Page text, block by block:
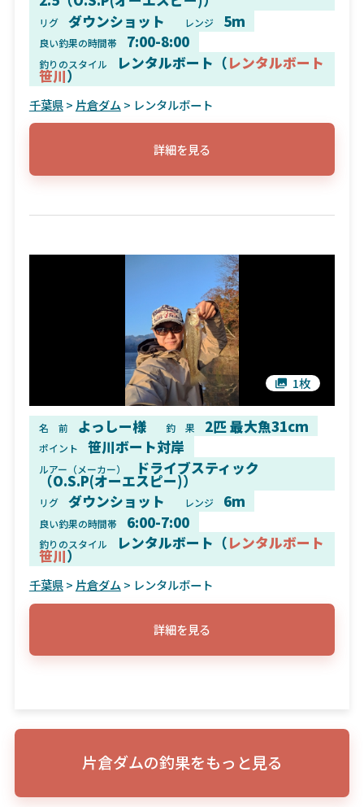
リグ ダウンショット レンジ 5m
良い釣果の時間帯 7:00-8:00
釣りのスタイル レンタルボート（レンタルボート
笹川）
千葉県> 片倉ダム > レンタルボート
詳細を見る
1枚
名 前 よっしー様 釣 果 2匹 最大魚31cm
ポイント 笹川ボート対岸
ルアー（メーカー） ドライブスティック
（O.S.P(オーエスピー)）
リグ ダウンショット レンジ 6m
良い釣果の時間帯 6:00-7:00
釣りのスタイル レンタルボート（レンタルボート
笹川）
千葉県> 片倉ダム > レンタルボート
詳細を見る
片倉ダムの釣果をもっと見る